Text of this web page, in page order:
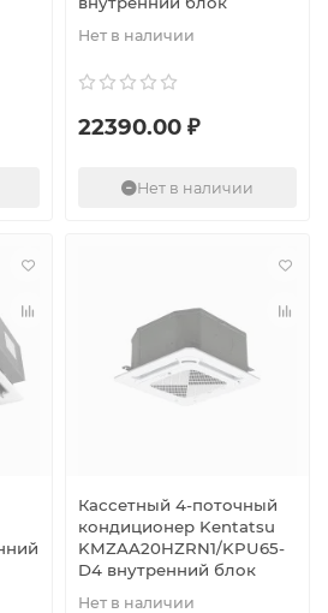
Нет в наличии
22390.00 ₽
Нет в наличии
Кассетный 4-поточный
кондиционер Kentatsu
KMZAA20HZRN1/KPU65-
D4 внутренний блок
Нет в наличии